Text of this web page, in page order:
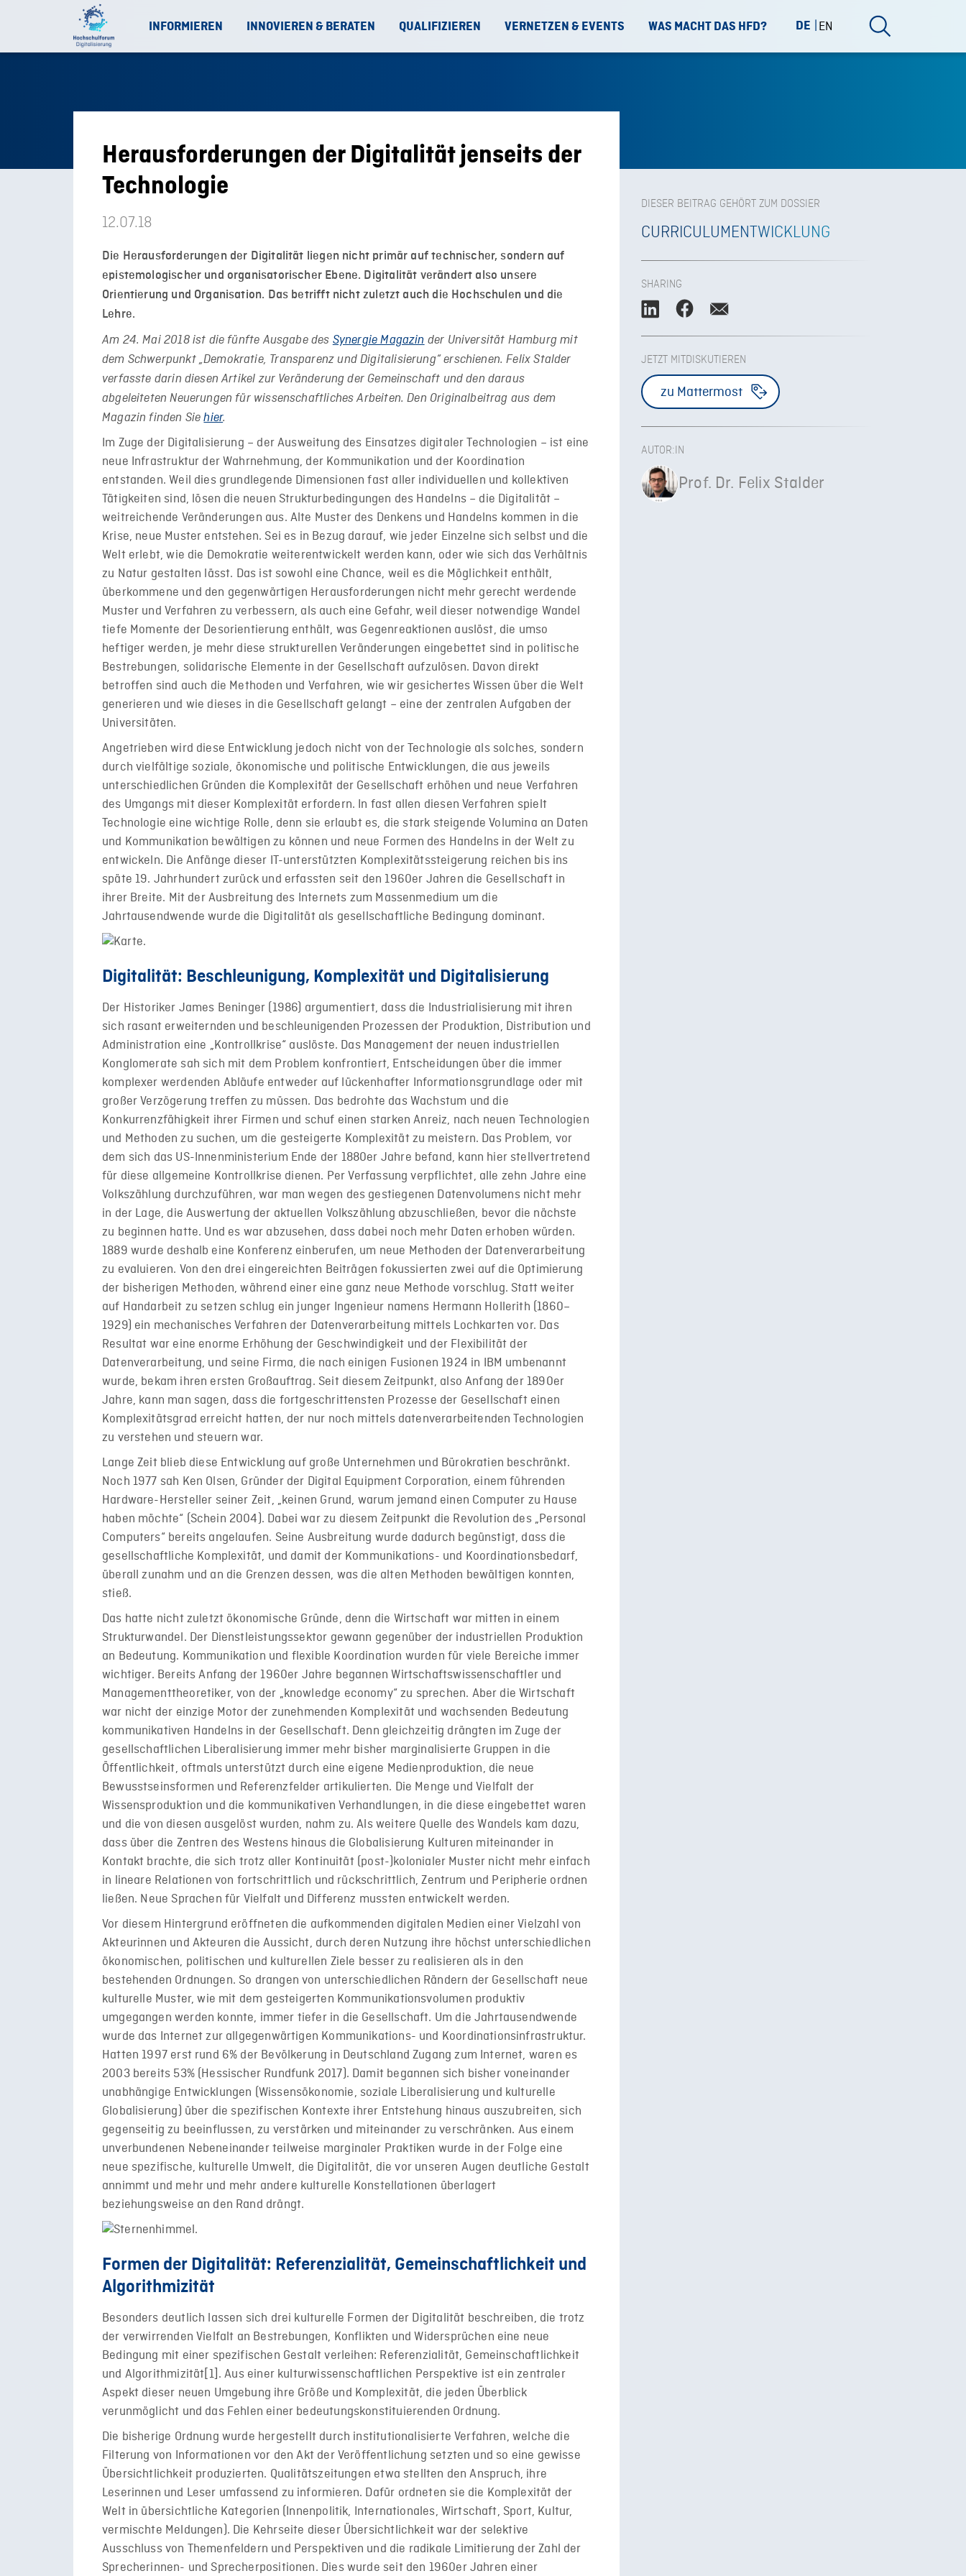
INFORMIEREN INNOVIEREN & BERATEN QUALIFIZIEREN VERNETZEN & EVENTS WAS MACHT DAS HFD? DE EN
Herausforderungen der Digitalität jenseits der
Technologie
12.07.18
Die Herausforderungen der Digitalität liegen nicht primär auf technischer, sondern auf
epistemologischer und organisatorischer Ebene. Digitalität verändert also unsere
Orientierung und Organisation. Das betrifft nicht zuletzt auch die Hochschulen und die
Lehre.
Am 24. Mai 2018 ist die fünfte Ausgabe des Synergie Magazin der Universität Hamburg mit
dem Schwerpunkt „Demokratie, Transparenz und Digitalisierung“ erschienen. Felix Stalder
verfasste darin diesen Artikel zur Veränderung der Gemeinschaft und den daraus
abgeleiteten Neuerungen für wissenschaftliches Arbeiten. Den Originalbeitrag aus dem
Magazin finden Siehier.
Im Zuge der Digitalisierung – der Ausweitung des Einsatzes digitaler Technologien – ist eine
neue Infrastruktur der Wahrnehmung, der Kommunikation und der Koordination
entstanden. Weil dies grundlegende Dimensionen fast aller individuellen und kollektiven
Tätigkeiten sind, lösen die neuen Strukturbedingungen des Handelns – die Digitalität –
weitreichende Veränderungen aus. Alte Muster des Denkens und Handelns kommen in die
Krise, neue Muster entstehen. Sei es in Bezug darauf, wie jeder Einzelne sich selbst und die
Welt erlebt, wie die Demokratie weiterentwickelt werden kann, oder wie sich das Verhältnis
zu Natur gestalten lässt. Das ist sowohl eine Chance, weil es die Möglichkeit enthält,
überkommene und den gegenwärtigen Herausforderungen nicht mehr gerecht werdende
Muster und Verfahren zu verbessern, als auch eine Gefahr, weil dieser notwendige Wandel
tiefe Momente der Desorientierung enthält, was Gegenreaktionen auslöst, die umso
heftiger werden, je mehr diese strukturellen Veränderungen eingebettet sind in politische
Bestrebungen, solidarische Elemente in der Gesellschaft aufzulösen. Davon direkt
betroffen sind auch die Methoden und Verfahren, wie wir gesichertes Wissen über die Welt
generieren und wie dieses in die Gesellschaft gelangt – eine der zentralen Aufgaben der
Universitäten.
Angetrieben wird diese Entwicklung jedoch nicht von der Technologie als solches, sondern
durch vielfältige soziale, ökonomische und politische Entwicklungen, die aus jeweils
unterschiedlichen Gründen die Komplexität der Gesellschaft erhöhen und neue Verfahren
des Umgangs mit dieser Komplexität erfordern. In fast allen diesen Verfahren spielt
Technologie eine wichtige Rolle, denn sie erlaubt es, die stark steigende Volumina an Daten
und Kommunikation bewältigen zu können und neue Formen des Handelns in der Welt zu
entwickeln. Die Anfänge dieser IT-unterstützten Komplexitätssteigerung reichen bis ins
späte 19. Jahrhundert zurück und erfassten seit den 1960er Jahren die Gesellschaft in
ihrer Breite. Mit der Ausbreitung des Internets zum Massenmedium um die
Jahrtausendwende wurde die Digitalität als gesellschaftliche Bedingung dominant.
Digitalität: Beschleunigung, Komplexität und Digitalisierung
Der Historiker James Beninger (1986) argumentiert, dass die Industrialisierung mit ihren
sich rasant erweiternden und beschleunigenden Prozessen der Produktion, Distribution und
Administration eine „Kontrollkrise“ auslöste. Das Management der neuen industriellen
Konglomerate sah sich mit dem Problem konfrontiert, Entscheidungen über die immer
komplexer werdenden Abläufe entweder auf lückenhafter Informationsgrundlage oder mit
großer Verzögerung treffen zu müssen. Das bedrohte das Wachstum und die
Konkurrenzfähigkeit ihrer Firmen und schuf einen starken Anreiz, nach neuen Technologien
und Methoden zu suchen, um die gesteigerte Komplexität zu meistern. Das Problem, vor
dem sich das US-Innenministerium Ende der 1880er Jahre befand, kann hier stellvertretend
für diese allgemeine Kontrollkrise dienen. Per Verfassung verpflichtet, alle zehn Jahre eine
Volkszählung durchzuführen, war man wegen des gestiegenen Datenvolumens nicht mehr
in der Lage, die Auswertung der aktuellen Volkszählung abzuschließen, bevor die nächste
zu beginnen hatte. Und es war abzusehen, dass dabei noch mehr Daten erhoben würden.
1889 wurde deshalb eine Konferenz einberufen, um neue Methoden der Datenverarbeitung
zu evaluieren. Von den drei eingereichten Beiträgen fokussierten zwei auf die Optimierung
der bisherigen Methoden, während einer eine ganz neue Methode vorschlug. Statt weiter
auf Handarbeit zu setzen schlug ein junger Ingenieur namens Hermann Hollerith (1860–
1929) ein mechanisches Verfahren der Datenverarbeitung mittels Lochkarten vor. Das
Resultat war eine enorme Erhöhung der Geschwindigkeit und der Flexibilität der
Datenverarbeitung, und seine Firma, die nach einigen Fusionen 1924 in IBM umbenannt
wurde, bekam ihren ersten Großauftrag. Seit diesem Zeitpunkt, also Anfang der 1890er
Jahre, kann man sagen, dass die fortgeschrittensten Prozesse der Gesellschaft einen
Komplexitätsgrad erreicht hatten, der nur noch mittels datenverarbeitenden Technologien
zu verstehen und steuern war.
Lange Zeit blieb diese Entwicklung auf große Unternehmen und Bürokratien beschränkt.
Noch 1977 sah Ken Olsen, Gründer der Digital Equipment Corporation, einem führenden
Hardware-Hersteller seiner Zeit, „keinen Grund, warum jemand einen Computer zu Hause
haben möchte“ (Schein 2004). Dabei war zu diesem Zeitpunkt die Revolution des „Personal
Computers“ bereits angelaufen. Seine Ausbreitung wurde dadurch begünstigt, dass die
gesellschaftliche Komplexität, und damit der Kommunikations- und Koordinationsbedarf,
überall zunahm und an die Grenzen dessen, was die alten Methoden bewältigen konnten,
stieß.
Das hatte nicht zuletzt ökonomische Gründe, denn die Wirtschaft war mitten in einem
Strukturwandel. Der Dienstleistungssektor gewann gegenüber der industriellen Produktion
an Bedeutung. Kommunikation und flexible Koordination wurden für viele Bereiche immer
wichtiger. Bereits Anfang der 1960er Jahre begannen Wirtschaftswissenschaftler und
Managementtheoretiker, von der „knowledge economy“ zu sprechen. Aber die Wirtschaft
war nicht der einzige Motor der zunehmenden Komplexität und wachsenden Bedeutung
kommunikativen Handelns in der Gesellschaft. Denn gleichzeitig drängten im Zuge der
gesellschaftlichen Liberalisierung immer mehr bisher marginalisierte Gruppen in die
Öffentlichkeit, oftmals unterstützt durch eine eigene Medienproduktion, die neue
Bewusstseinsformen und Referenzfelder artikulierten. Die Menge und Vielfalt der
Wissensproduktion und die kommunikativen Verhandlungen, in die diese eingebettet waren
und die von diesen ausgelöst wurden, nahm zu. Als weitere Quelle des Wandels kam dazu,
dass über die Zentren des Westens hinaus die Globalisierung Kulturen miteinander in
Kontakt brachte, die sich trotz aller Kontinuität (post-)kolonialer Muster nicht mehr einfach
in lineare Relationen von fortschrittlich und rückschrittlich, Zentrum und Peripherie ordnen
ließen. Neue Sprachen für Vielfalt und Differenz mussten entwickelt werden.
Vor diesem Hintergrund eröffneten die aufkommenden digitalen Medien einer Vielzahl von
Akteurinnen und Akteuren die Aussicht, durch deren Nutzung ihre höchst unterschiedlichen
ökonomischen, politischen und kulturellen Ziele besser zu realisieren als in den
bestehenden Ordnungen. So drangen von unterschiedlichen Rändern der Gesellschaft neue
kulturelle Muster, wie mit dem gesteigerten Kommunikationsvolumen produktiv
umgegangen werden konnte, immer tiefer in die Gesellschaft. Um die Jahrtausendwende
wurde das Internet zur allgegenwärtigen Kommunikations- und Koordinationsinfrastruktur.
Hatten 1997 erst rund 6% der Bevölkerung in Deutschland Zugang zum Internet, waren es
2003 bereits 53% (Hessischer Rundfunk 2017). Damit begannen sich bisher voneinander
unabhängige Entwicklungen (Wissensökonomie, soziale Liberalisierung und kulturelle
Globalisierung) über die spezifischen Kontexte ihrer Entstehung hinaus auszubreiten, sich
gegenseitig zu beeinflussen, zu verstärken und miteinander zu verschränken. Aus einem
unverbundenen Nebeneinander teilweise marginaler Praktiken wurde in der Folge eine
neue spezifische, kulturelle Umwelt, die Digitalität, die vor unseren Augen deutliche Gestalt
annimmt und mehr und mehr andere kulturelle Konstellationen überlagert
beziehungsweise an den Rand drängt.
Formen der Digitalität: Referenzialität, Gemeinschaftlichkeit und
Algorithmizität
Besonders deutlich lassen sich drei kulturelle Formen der Digitalität beschreiben, die trotz
der verwirrenden Vielfalt an Bestrebungen, Konflikten und Widersprüchen eine neue
Bedingung mit einer spezifischen Gestalt verleihen: Referenzialität, Gemeinschaftlichkeit
und Algorithmizität[1]. Aus einer kulturwissenschaftlichen Perspektive ist ein zentraler
Aspekt dieser neuen Umgebung ihre Größe und Komplexität, die jeden Überblick
verunmöglicht und das Fehlen einer bedeutungskonstituierenden Ordnung.
Die bisherige Ordnung wurde hergestellt durch institutionalisierte Verfahren, welche die
Filterung von Informationen vor den Akt der Veröffentlichung setzten und so eine gewisse
Übersichtlichkeit produzierten. Qualitätszeitungen etwa stellten den Anspruch, ihre
Leserinnen und Leser umfassend zu informieren. Dafür ordneten sie die Komplexität der
Welt in übersichtliche Kategorien (Innenpolitik, Internationales, Wirtschaft, Sport, Kultur,
vermischte Meldungen). Die Kehrseite dieser Übersichtlichkeit war der selektive
Ausschluss von Themenfeldern und Perspektiven und die radikale Limitierung der Zahl der
Sprecherinnen- und Sprecherpositionen. Dies wurde seit den 1960er Jahren einer
DIESER BEITRAG GEHÖRT ZUM DOSSIER
CURRICULUMENTWICKLUNG
SHARING
JETZT MITDISKUTIEREN
zu Mattermost
AUTOR:IN
Prof. Dr. Felix Stalder